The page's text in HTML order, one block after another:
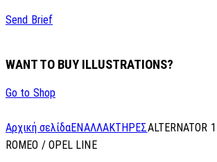
Send Brief
WANT TO BUY ILLUSTRATIONS?
Go to Shop
Αρχική σελίδαΕΝΑΛΛΑΚΤΗΡΕΣALTERNATOR
ROMEO / OPEL LINE